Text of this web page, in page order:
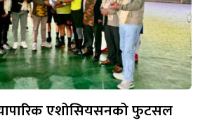
एशोसियसनको फुटसल